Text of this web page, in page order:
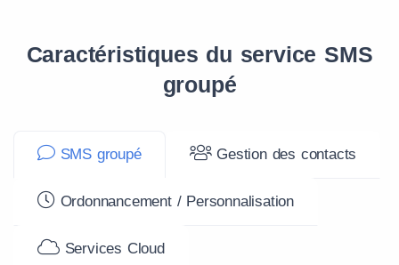
Caractéristiques du service SMS
groupé
SMS groupé Gestion des contacts
Ordonnancement / Personnalisation
Services Cloud